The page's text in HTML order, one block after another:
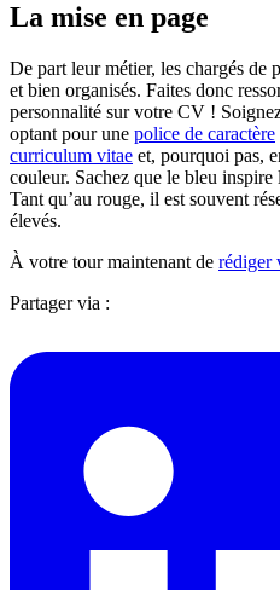
La mise en page
De part leur métier, les chargés de
et bien organisés. Faites donc
personnalité sur votre CV !
optant pour une police de caractère
curriculum vitae et, pourquoi pas,
couleur. Sachez que le bleu inspire
Tant qu’au rouge, il est souvent
élevés.
À votre tour maintenant de rédiger
Partager via :